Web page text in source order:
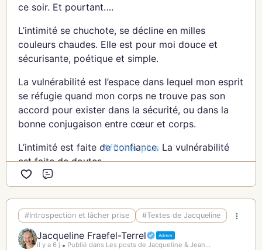
ce soir. Et pourtant….
L’intimité se chuchote, se décline en milles
couleurs chaudes. Elle est pour moi douce et
sécurisante, poétique et simple.
La vulnérabilité est l’espace dans lequel mon esprit
se réfugie quand mon corps ne trouve pas son
accord pour exister dans la sécurité, ou dans la
bonne conjugaison entre cœur et corps.
L’intimité est faite de confiance. La vulnérabilité
est faite de doutes.
C’est dans mon intimité que je me sens le plus
vulnérable.
C’est dans mon intimité je n’arrive pas à conjuguer
mon corps et mon cœur.
Afficher plus
#Introspection et lâcher prise #Textes de Jacqueline
Jacqueline Fraefel-Terrel Admin
il y a 6 j Publié dans Les posts de Jacqueline & Jean...